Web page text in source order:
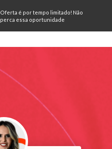
Oferta é por tempo limitado! Não
perca essa oportunidade